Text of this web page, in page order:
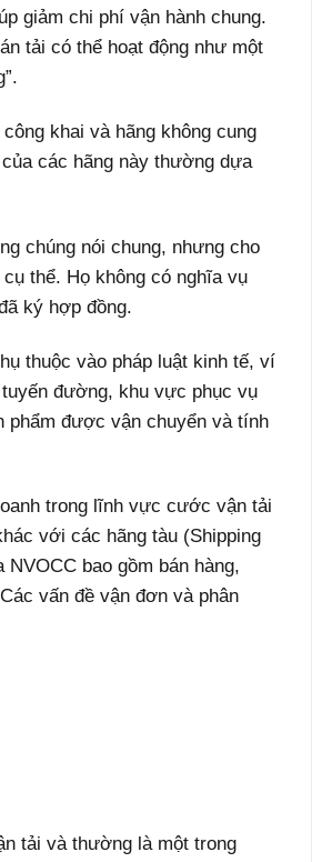
giảm chi phí vận hành chung.
tải có thể hoạt động như một
khai và hãng không cung
các hãng này thường dựa
chúng nói chung, nhưng cho
thể. Họ không có nghĩa vụ
ký hợp đồng.
thuộc vào pháp luật kinh tế, ví
đường, khu vực phục vụ
được vận chuyển và tính
trong lĩnh vực cước vận tải
với các hãng tàu (Shipping
bao gồm bán hàng,
vấn đề vận đơn và phân
tải và thường là một trong